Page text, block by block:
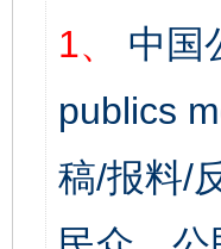
1、
中国
publics
稿/报料/